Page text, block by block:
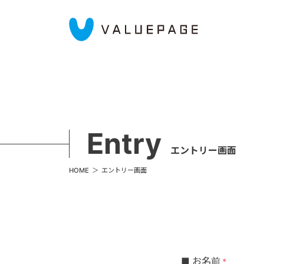
Entry エントリー画面
HOME エントリー画面
■ お名前 *